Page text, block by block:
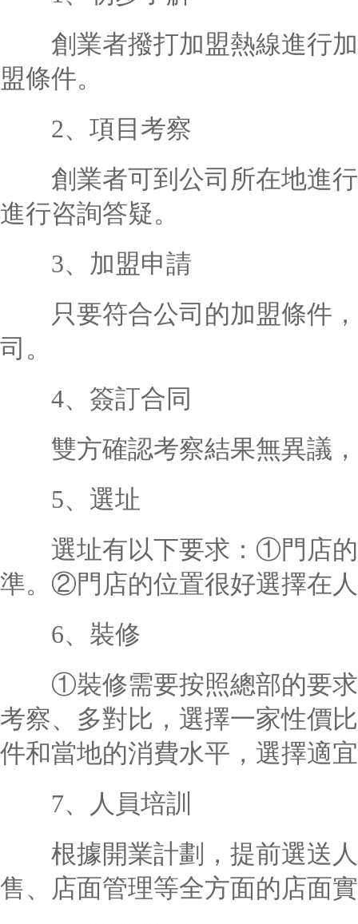
創業者撥打加盟熱線進行加
盟條件。
2、項目考察
創業者可到公司所在地進行
進行咨詢答疑。
3、加盟申請
只要符合公司的加盟條件，
司。
4、簽訂合同
雙方確認考察結果無異議，
5、選址
選址有以下要求：①門店的
準。②門店的位置很好選擇在
6、裝修
①裝修需要按照總部的要求
考察、多對比，選擇一家性價
件和當地的消費水平，選擇適
7、人員培訓
根據開業計劃，提前選送人
售、店面管理等全方面的店面